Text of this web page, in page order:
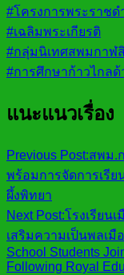
#โครงการพระราชด
#เฉลิมพระเกียรติ
#กลุ่มนิเทศสพมกาฬ
#การศึกษาก้าวไกล
แนะแนวเรื่อง
Previous Post:สพม.
พร้อมการจัดการเรีย
ผึ้งพิทยา
Next Post:โรงเรียน
เสริมความเป็นพลเมื
School Students
Following Royal